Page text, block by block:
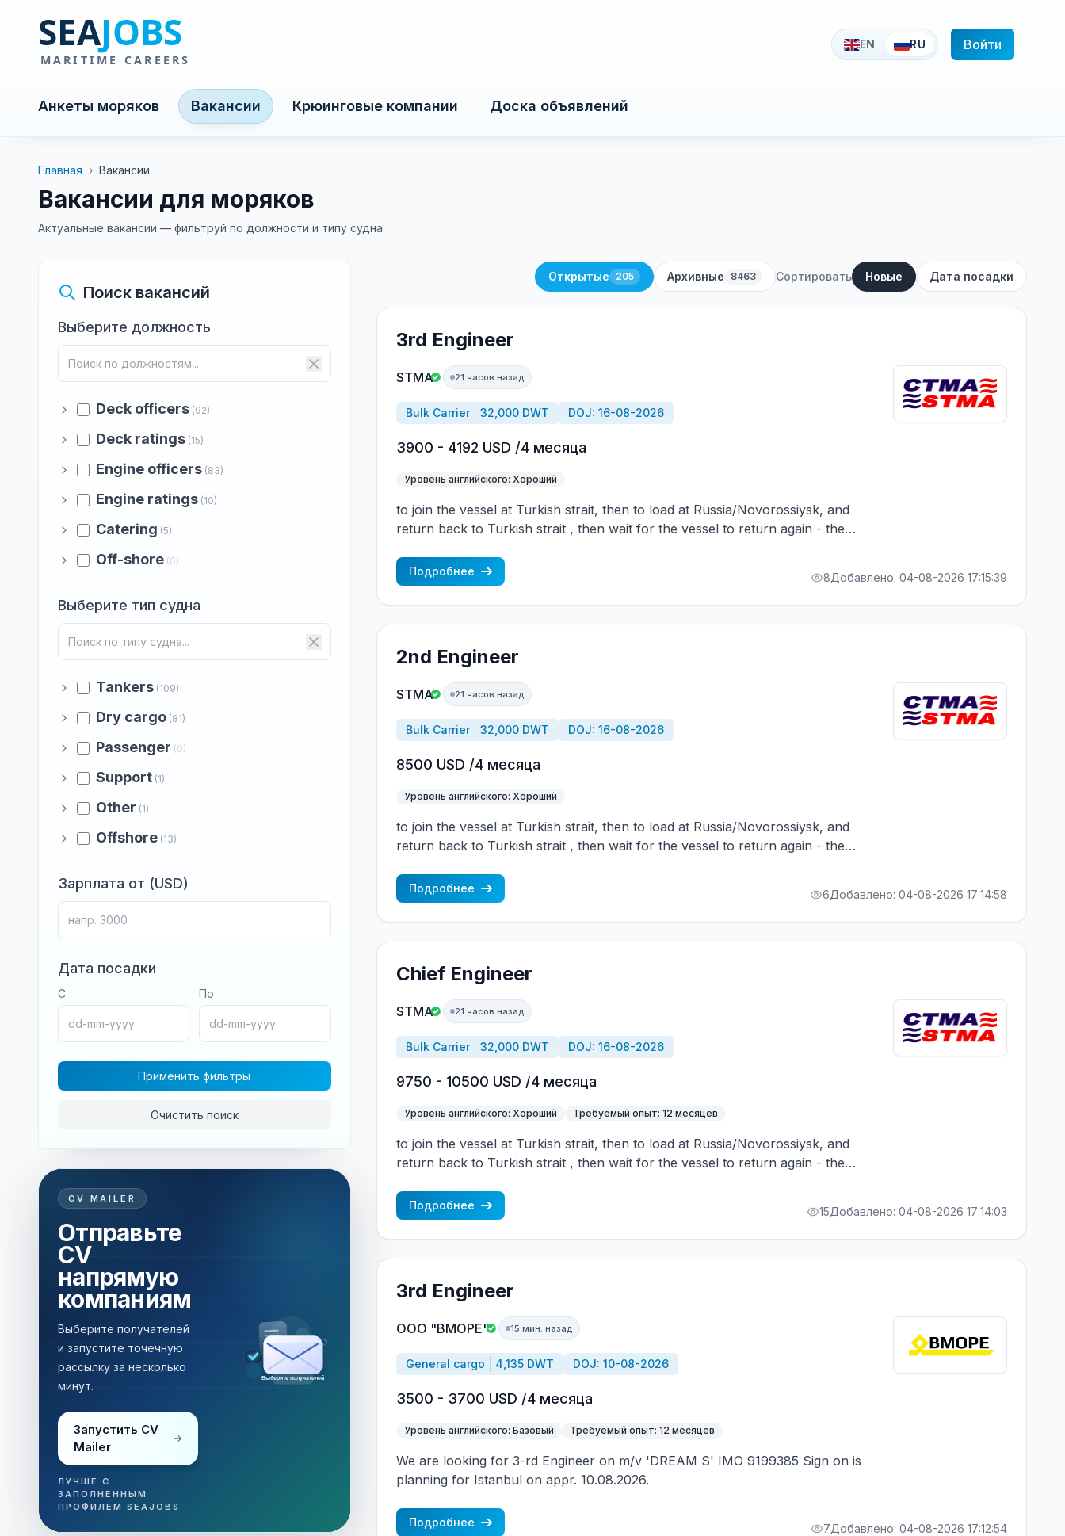
EN RU Войти
Анкеты моряков Вакансии Крюинговые компании Доска объявлений
Главная › Вакансии
Вакансии для моряков
Актуальные вакансии — фильтруй по должности и типу судна
Поиск вакансий
Выберите должность
Deck officers (92)
Deck ratings (15)
Engine officers (83)
Engine ratings (10)
Catering (5)
Off-shore (0)
Выберите тип судна
Tankers (109)
Dry cargo (81)
Passenger (0)
Support (1)
Other (1)
Offshore (13)
Зарплата от (USD)
Дата посадки
С По
Применить фильтры
Очистить поиск
CV MAILER
Отправьте
CV
напрямую
компаниям
Выберите получателей
и запустите точечную
рассылку за несколько
минут.
Запустить CV
Mailer
ЛУЧШЕ С
ЗАПОЛНЕННЫМ
ПРОФИЛЕМ SEAJOBS
Рассылка за несколько минут
Открытые 205 Архивные 8463 Сортировать Новые Дата посадки
3rd Engineer
STMA 21 часов назад
Bulk Carrier 32,000 DWT DOJ: 16-08-2026
3900 - 4192 USD /4 месяца
Уровень английского: Хороший
to join the vessel at Turkish strait, then to load at Russia/Novorossiysk, and
return back to Turkish strait , then wait for the vessel to return again - the
CBA covered vessels, P&I club.
Подробнее 8Добавлено: 04-08-2026 17:15:39
2nd Engineer
STMA 21 часов назад
Bulk Carrier 32,000 DWT DOJ: 16-08-2026
8500 USD /4 месяца
Уровень английского: Хороший
to join the vessel at Turkish strait, then to load at Russia/Novorossiysk, and
return back to Turkish strait , then wait for the vessel to return again - the
CBA covered vessels, P&I club.
Подробнее 6Добавлено: 04-08-2026 17:14:58
Chief Engineer
STMA 21 часов назад
Bulk Carrier 32,000 DWT DOJ: 16-08-2026
9750 - 10500 USD /4 месяца
Уровень английского: Хороший Требуемый опыт: 12 месяцев
to join the vessel at Turkish strait, then to load at Russia/Novorossiysk, and
return back to Turkish strait , then wait for the vessel to return again - the
CBA covered vessels, P&I club.
Подробнее 15Добавлено: 04-08-2026 17:14:03
3rd Engineer
ООО "ВМОРЕ" 15 мин. назад
General cargo 4,135 DWT DOJ: 10-08-2026
3500 - 3700 USD /4 месяца
Уровень английского: Базовый Требуемый опыт: 12 месяцев
We are looking for 3-rd Engineer on m/v 'DREAM S' IMO 9199385 Sign on is
planning for Istanbul on appr. 10.08.2026.
Подробнее 7Добавлено: 04-08-2026 17:12:54